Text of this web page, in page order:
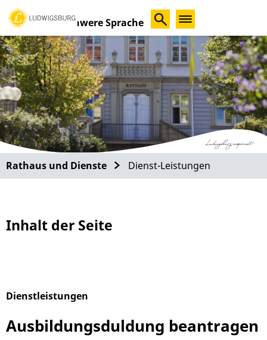
Schwere Sprache
Rathaus und Dienste Dienst-Leistungen
Inhalt der Seite
Dienstleistungen
Ausbildungsduldung beantragen